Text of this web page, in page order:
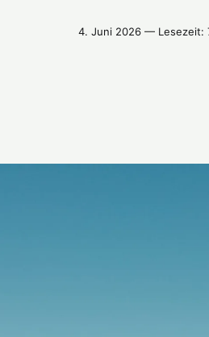
4. Juni 2026 — Lesezeit: